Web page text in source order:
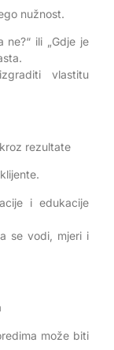
nužnost.
ili „Gdje je
vlastitu
rezultate
i edukacije
se vodi, mjeri i
može biti